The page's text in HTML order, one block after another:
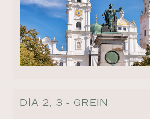
DÍA 2, 3 - GREIN